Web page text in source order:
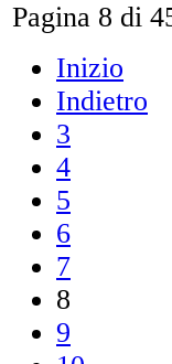
Pagina 8 di
Inizio
Indietro
3
4
5
6
7
8
9